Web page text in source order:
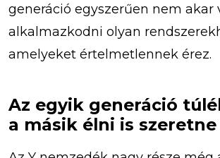
generáció egyszerűen nem akar
alkalmazkodni olyan
amelyeket értelmetlennek érez.
Az egyik generáció
a másik élni is szeretne